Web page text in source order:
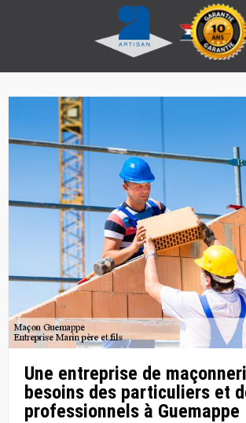
Une entreprise de
besoins des particuliers et
professionnels à Guemappe